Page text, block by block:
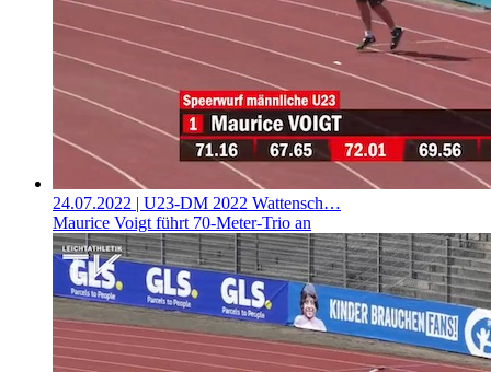
24.07.2022 | U23-DM 2022 Wattensch…
Maurice Voigt führt 70-Meter-Trio an